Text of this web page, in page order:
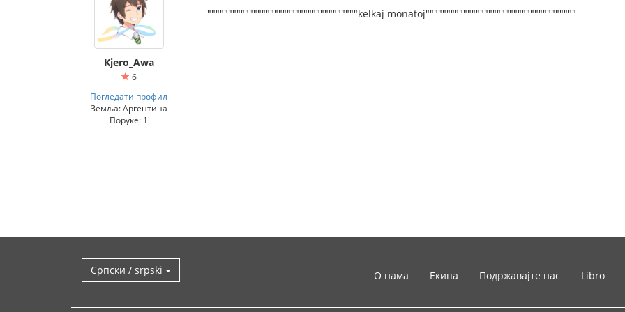
Kjero_Awa
6
Погледати профил
Земља: Аргентина
Поруке: 1
""""""""""""""""""""""""""""""""""""kelkaj monatoj""""""""""""""""""""""""""""""""""""
Српски / srpski О нама Екипа Подржавајте нас Libro